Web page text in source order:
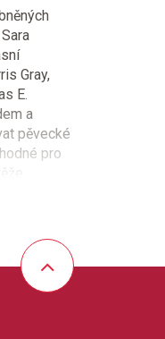
Gray,
E.
a
pěvecké
pro